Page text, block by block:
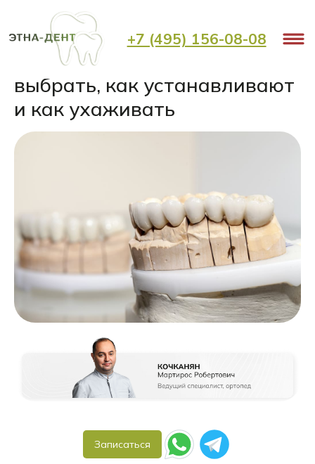
+7 (495) 156-08-08
Коронки на зубы: какие
выбрать, как устанавливают
и как ухаживать
< Назад
Записаться